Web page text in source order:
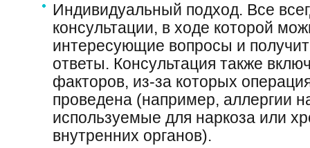
Индивидуальный подход. Все
консультации, в ходе которой
интересующие вопросы и
ответы. Консультация также
факторов, из-за которых
проведена (например, аллергии
используемые для наркоза или
внутренних органов).